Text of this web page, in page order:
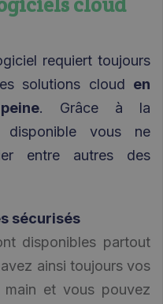
requiert toujours
solutions cloud en
. Grâce à la
disponible vous ne
entre autres des
sécurisés
disponibles partout
ainsi toujours vos
et vous pouvez